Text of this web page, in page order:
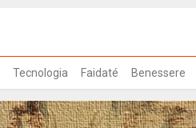
Tecnologia Faidaté Benessere